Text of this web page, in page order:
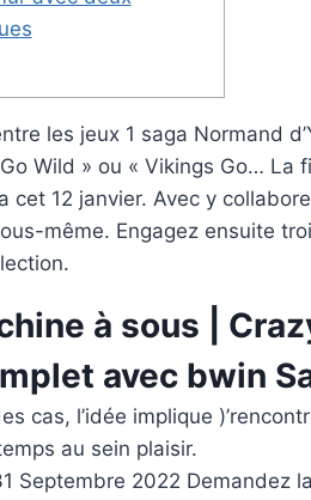
les jeux 1 saga Normand
Wild » ou « Vikings Go… La
cet 12 janvier. Avec y
même. Engagez ensuite
à sous |
avec bwin
cas, l’idée implique
au sein plaisir.
Septembre 2022 Demandez